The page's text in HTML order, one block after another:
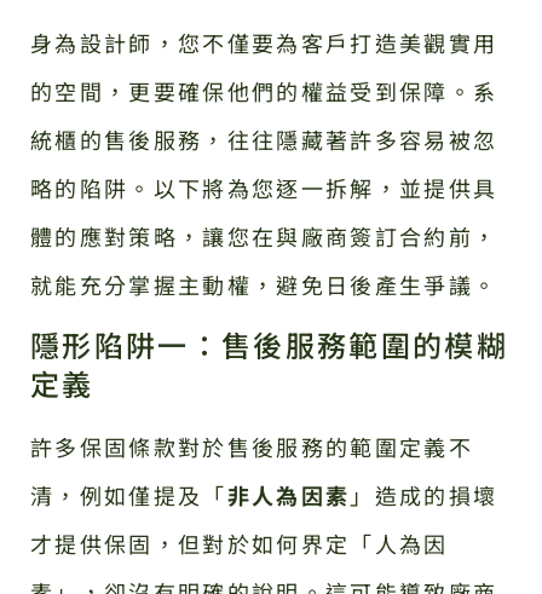
身為設計師，您不僅要為客戶打造美觀實用
的空間，更要確保他們的權益受到保障。系
統櫃的售後服務，往往隱藏著許多容易被忽
略的陷阱。以下將為您逐一拆解，並提供具
體的應對策略，讓您在與廠商簽訂合約前，
就能充分掌握主動權，避免日後產生爭議。
隱形陷阱一：售後服務範圍的模糊
定義
許多保固條款對於售後服務的範圍定義不
清，例如僅提及「非人為因素 」造成的損壞
才提供保固，但對於如何界定「人為因